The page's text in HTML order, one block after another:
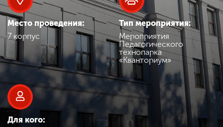
Международная
деятельность
Другие виды
деятельности
Студенческая жизнь
Место проведения:
7 корпус
Тип мероприятия:
Мероприятия
Педагогического
технопарка
«Кванториум»
Для кого: